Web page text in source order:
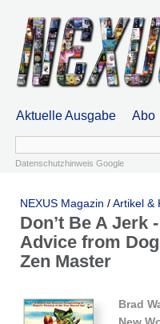
Aktuelle Ausgabe Abo
Datenschutzhinweis Google
NEXUS Magazin /Artikel &
Don’t Be A Jerk
Advice from
Zen Master
Brad